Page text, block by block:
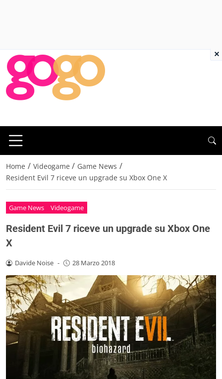
Home / Videogame / Game News /
Resident Evil 7 riceve un upgrade su Xbox One X
Game News Videogame
Resident Evil 7 riceve un upgrade su Xbox One
X
Davide Noise - 28 Marzo 2018
×